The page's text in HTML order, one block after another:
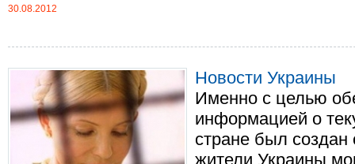
30.08.2012
Новости Украины
Именно с целью
информацией о
стране был создан
жители Украины